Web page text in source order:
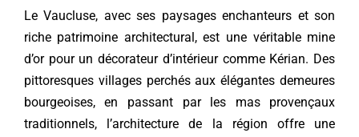
Le Vaucluse, avec ses paysages enchanteurs et son
riche patrimoine architectural, est une véritable mine
d’or pour un décorateur d’intérieur comme Kérian. Des
pittoresques villages perchés aux élégantes demeures
bourgeoises, en passant par les mas provençaux
traditionnels, l’architecture de la région offre une